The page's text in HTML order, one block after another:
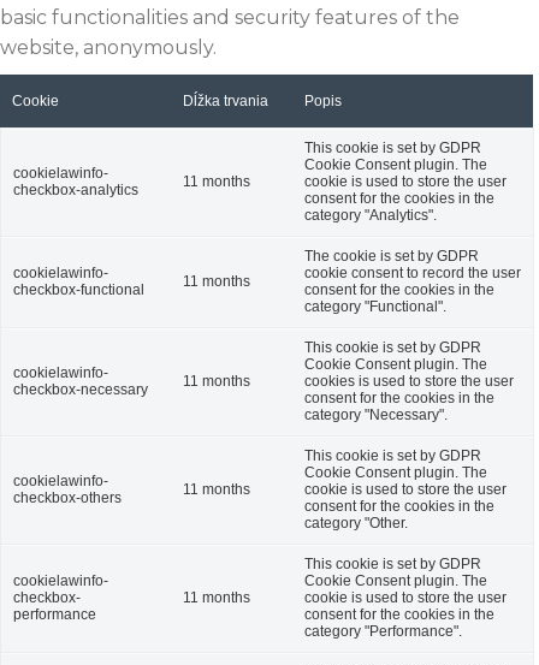
basic functionalities and security features of the
website, anonymously.
Cookie Dĺžka trvania Popis
cookielawinfo-
checkbox-analytics
11 months
This cookie is set by GDPR
Cookie Consent plugin. The
cookie is used to store the user
consent for the cookies in the
category "Analytics".
cookielawinfo-
checkbox-functional
11 months
The cookie is set by GDPR
cookie consent to record the user
consent for the cookies in the
category "Functional".
cookielawinfo-
checkbox-necessary
11 months
This cookie is set by GDPR
Cookie Consent plugin. The
cookies is used to store the user
consent for the cookies in the
category "Necessary".
cookielawinfo-
checkbox-others
11 months
This cookie is set by GDPR
Cookie Consent plugin. The
cookie is used to store the user
consent for the cookies in the
category "Other.
cookielawinfo-
checkbox-
performance
11 months
This cookie is set by GDPR
Cookie Consent plugin. The
cookie is used to store the user
consent for the cookies in the
category "Performance".